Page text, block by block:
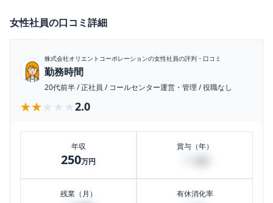
女性社員の口コミ詳細
株式会社オリエントコーポレーションの女性社員の評判・口コミ
勤務時間
20代前半/正社員 /コールセンター運営・管理 /役職なし
★★★★★
★★★★★ 2.0
年収
250万円
賞与（年）
残業（月） 有休消化率